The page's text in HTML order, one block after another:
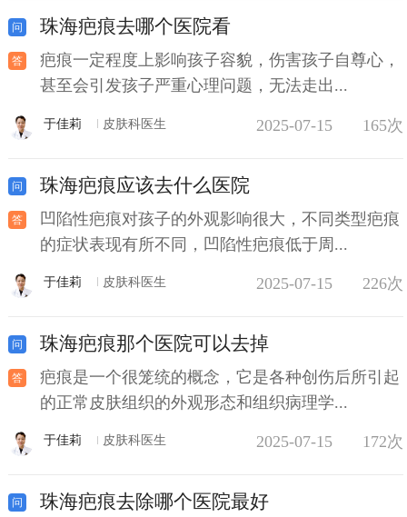
珠海疤痕去哪个医院看
疤痕一定程度上影响孩子容貌，伤害孩子自尊心，
甚至会引发孩子严重心理问题，无法走出...
于佳莉 皮肤科医生 2025-07-15 165次
珠海疤痕应该去什么医院
凹陷性疤痕对孩子的外观影响很大，不同类型疤痕
的症状表现有所不同，凹陷性疤痕低于周...
于佳莉 皮肤科医生 2025-07-15 226次
珠海疤痕那个医院可以去掉
疤痕是一个很笼统的概念，它是各种创伤后所引起
的正常皮肤组织的外观形态和组织病理学...
于佳莉 皮肤科医生 2025-07-15 172次
珠海疤痕去除哪个医院最好